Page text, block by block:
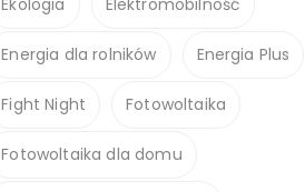
Ekologia Elektromobilność
Energia dla rolników Energia Plus
Fight Night Fotowoltaika
Fotowoltaika dla domu